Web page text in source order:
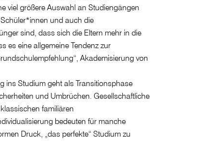
viel größere Auswahl an Studiengängen
und auch die
sind, dass sich die Eltern mehr in die
es eine allgemeine Tendenz zur
Akademisierung von
ins Studium geht als Transitionsphase
und Umbrüchen. Gesellschaftliche
familiären
bedeuten für manche
Druck, „das perfekte“ Studium zu